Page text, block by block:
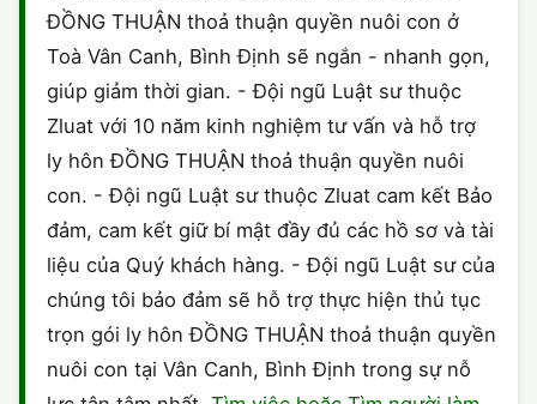
ĐỒNG THUẬN thoả thuận quyền nuôi con ở
Toà Vân Canh, Bình Định sẽ ngắn - nhanh gọn,
giúp giảm thời gian. - Đội ngũ Luật sư thuộc
Zluat với 10 năm kinh nghiệm tư vấn và hỗ trợ
ly hôn ĐỒNG THUẬN thoả thuận quyền nuôi
con. - Đội ngũ Luật sư thuộc Zluat cam kết Bảo
đảm, cam kết giữ bí mật đầy đủ các hồ sơ và tài
liệu của Quý khách hàng. - Đội ngũ Luật sư của
chúng tôi bảo đảm sẽ hỗ trợ thực hiện thủ tục
trọn gói ly hôn ĐỒNG THUẬN thoả thuận quyền
nuôi con tại Vân Canh, Bình Định trong sự nỗ